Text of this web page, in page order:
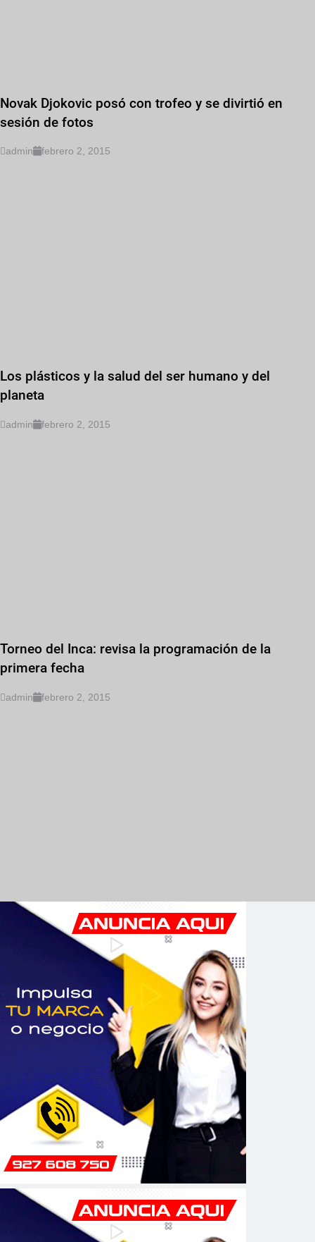
Novak Djokovic posó con trofeo y se divirtió en
sesión de fotos
admin febrero 2, 2015
Los plásticos y la salud del ser humano y del
planeta
admin febrero 2, 2015
Torneo del Inca: revisa la programación de la
primera fecha
admin febrero 2, 2015